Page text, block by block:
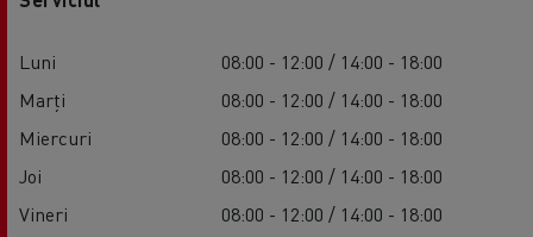
Luni
08:00 - 12:00 / 14:00 - 18:00
Marți
08:00 - 12:00 / 14:00 - 18:00
Miercuri
08:00 - 12:00 / 14:00 - 18:00
Joi
08:00 - 12:00 / 14:00 - 18:00
Vineri
08:00 - 12:00 / 14:00 - 18:00